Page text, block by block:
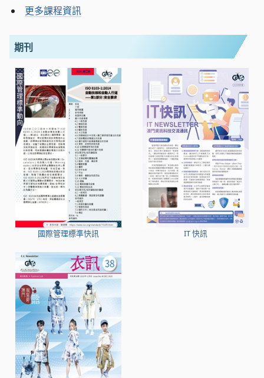
更多課程資訊
期刊
國際管理標準快訊 IT 快訊